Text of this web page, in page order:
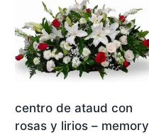
centro de ataud con
rosas y lirios – memory